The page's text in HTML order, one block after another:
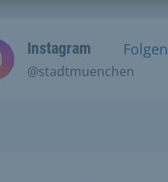
Instagram
@stadtmuenchen
Folgen